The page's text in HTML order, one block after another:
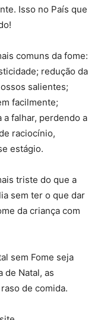
Isso no País que
comuns da fome:
redução da
salientes;
facilmente;
a falhar, perdendo a
raciocínio,
estágio.
triste do que a
sem ter o que dar
da criança com
sem Fome seja
de Natal, as
de comida.